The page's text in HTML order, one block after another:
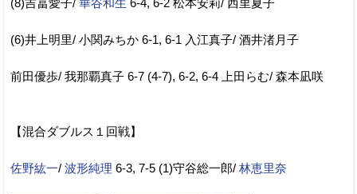
(8)吉冨愛子/ 華谷和生 6-4, 6-2 松本安莉/ 西里夏子
(6)井上明里/ 小関みちか 6-1, 6-1 入江真子/ 酒井渚月子
前田優歩/ 我那覇真子 6-7 (4-7), 6-2, 6-4 上田らむ/ 森本凪咲
【混合ダブルス１回戦】
佐野紘一/ 波形純理 6-3, 7-5 (1)守谷総一郎/ 林恵里奈